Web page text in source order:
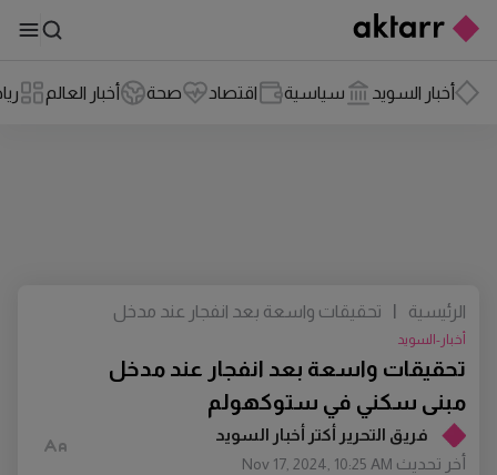
أخبار السويد سياسية اقتصاد صحة أخبار العالم
فريق التحرير أكتر أخبار السويد
أخر تحديث Nov 17, 2024, 10:25 AM
تحقيقات واسعة بعد انفجار عند مدخل
مبنى سكني في ستوكهولم
أخبار-السويد
الرئيسية |
تحقيقات واسعة بعد انفجار عند مدخل